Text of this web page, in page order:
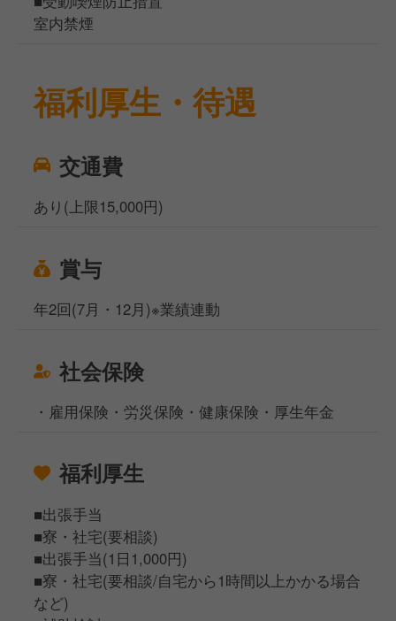
室内禁煙
福利厚生・待遇
交通費
あり(上限15,000円)
賞与
年2回(7月・12月)※業績連動
社会保険
・雇用保険・労災保険・健康保険・厚生年金
福利厚生
■出張手当
■寮・社宅(要相談)
■出張手当(1日1,000円)
■寮・社宅(要相談/自宅から1時間以上かかる場合
など)